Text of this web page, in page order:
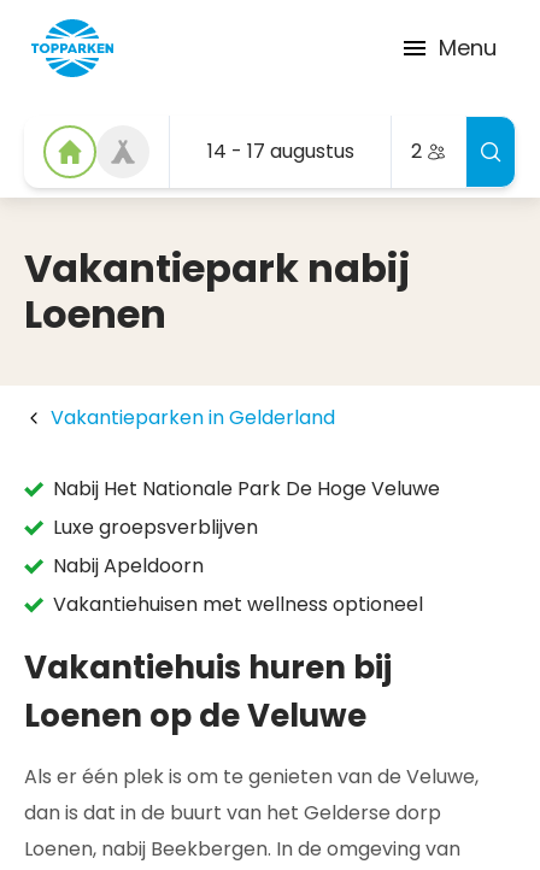
Menu
14 - 17 augustus 2
Vakantiepark nabij
Loenen
Vakantieparken in Gelderland
Nabij Het Nationale Park De Hoge Veluwe
Luxe groepsverblijven
Nabij Apeldoorn
Vakantiehuisen met wellness optioneel
Vakantiehuis huren bij
Loenen op de Veluwe
Als er één plek is om te genieten van de Veluwe,
dan is dat in de buurt van het Gelderse dorp
Loenen, nabij Beekbergen. In de omgeving van